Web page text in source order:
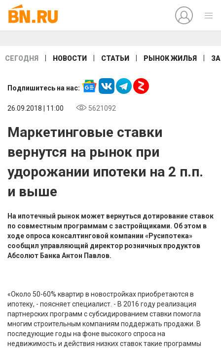
СЕГОДНЯ НОВОСТИ СТАТЬИ РЫНОК ЖИЛЬЯ
Подпишитесь на нас:
26.09.2018 | 11:00 5621092
Маркетинговые ставки
вернутся на рынок при
удорожании ипотеки на 2 п.п.
и выше
На ипотечный рынок может вернуться дотирование ставок
по совместным программам с застройщиками. Об этом в
ходе опроса консалтинговой компании «Русипотека»
сообщил управляющий директор розничных продуктов
Абсолют Банка Антон Павлов.
«Около 50-60% квартир в новостройках приобретаются в
ипотеку, - поясняет специалист. - В 2016 году реализация
партнерских программ с субсидированием ставки помогла
многим строительным компаниям поддержать продажи. В
последующие годы на фоне высокого спроса на
недвижимость и действия низких ставок такие программы